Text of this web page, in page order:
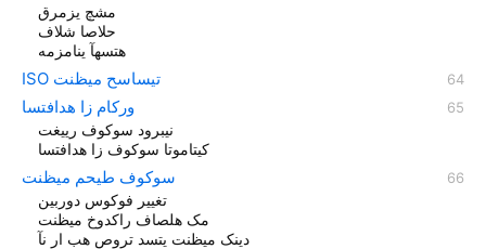
مشچ یزمرق
حلاصا شلاف
هتسهآ ینامزمه
ISO تیساسح میظنت
ورکام زا هدافتسا
نیبرود سوکوف رییغت
کیتاموتا سوکوف زا هدافتسا
سوکوف طیحم میظنت
تغییر فوکوس دوربین
مک هلصاف راکدوخ میظنت
دينک ميظنت یتسد تروص هب ار نآ